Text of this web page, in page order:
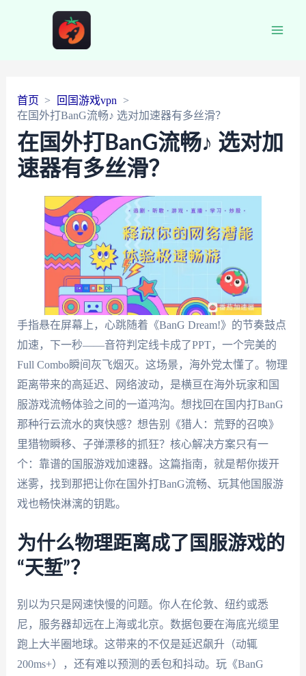
首页
回国游戏vpn
在国外打BanG流畅♪ 选对加速器有多丝滑？
在国外打BanG流畅♪ 选对加
速器有多丝滑？
手指悬在屏幕上，心跳随着《BanG Dream!》的节奏鼓点
加速，下一秒——音符判定线卡成了PPT，一个完美的
Full Combo瞬间灰飞烟灭。这场景，海外党太懂了。物理
距离带来的高延迟、网络波动，是横亘在海外玩家和国
服游戏流畅体验之间的一道鸿沟。想找回在国内打BanG
那种行云流水的爽快感？想告别《猎人：荒野的召唤》
里猎物瞬移、子弹漂移的抓狂？核心解决方案只有一
个：靠谱的国服游戏加速器。这篇指南，就是帮你拨开
迷雾，找到那把让你在国外打BanG流畅、玩其他国服游
戏也畅快淋漓的钥匙。
为什么物理距离成了国服游戏的
“天堑”？
别以为只是网速快慢的问题。你人在伦敦、纽约或悉
尼，服务器却远在上海或北京。数据包要在海底光缆里
跑上大半圈地球。这带来的不仅是延迟飙升（动辄
200ms+），还有难以预测的丢包和抖动。玩《BanG